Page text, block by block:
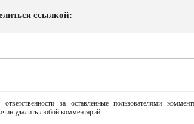
ссылкой:
за оставленные пользователями
удалить любой комментарий.